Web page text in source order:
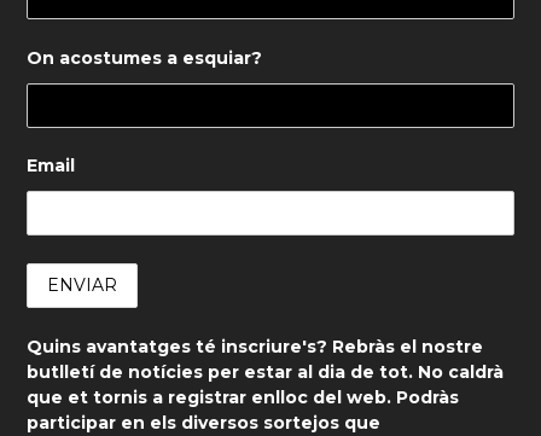
On acostumes a esquiar?
Email
Quins avantatges té inscriure's? Rebràs el nostre
butlletí de notícies per estar al dia de tot. No caldrà
que et tornis a registrar enlloc del web. Podràs
participar en els diversos sortejos que